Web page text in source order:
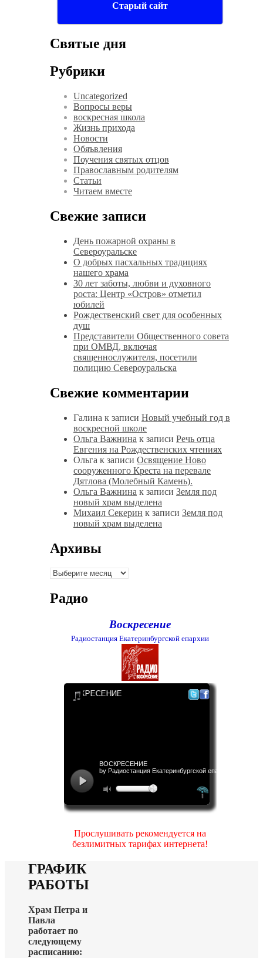
Старый сайт
Святые дня
Рубрики
Uncategorized
Вопросы веры
воскресная школа
Жизнь прихода
Новости
Обяъвления
Поучения святых отцов
Православным родителям
Статьи
Читаем вместе
Свежие записи
День пожарной охраны в
Североуральске
О добрых пасхальных традициях
нашего храма
30 лет заботы, любви и духовного
роста: Центр «Остров» отметил
юбилей
Рождественский свет для особенных
душ
Представители Общественного совета
при ОМВД, включая
священнослужителя, посетили
полицию Североуральска
Свежие комментарии
Галина к записи Новый учебный год в
воскресной школе
Ольга Важнина к записи Речь отца
Евгения на Рождественских чтениях
Ольга к записи Освящение Ново
сооруженного Креста на перевале
Дятлова (Молебный Камень).
Ольга Важнина к записи Земля под
новый храм выделена
Михаил Секерин к записи Земля под
новый храм выделена
Архивы
Архивы
Радио
Воскресение
Радиостанция Екатеринбургской епархии
Прослушивать рекомендуется на
безлимитных тарифах интернета!
ГРАФИК
РАБОТЫ
Храм Петра и
Павла
работает по
следующему
расписанию: